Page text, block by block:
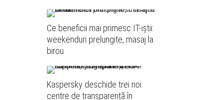
Ce beneficii mai primesc IT-iștii:
weekenduri prelungite, masaj la
birou
Kaspersky deschide trei noi
centre de transparență în